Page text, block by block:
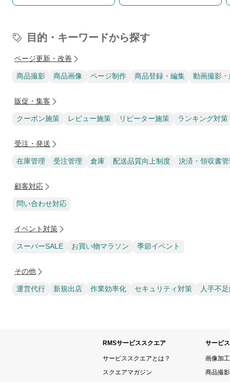
目的・キーワードから探す
ページ更新・改善
商品撮影 商品画像 ページ制作 商品登録・編集 動画撮影
販促・集客
クーポン施策 レビュー施策 リピーター施策 ランキング対策
受注・発送
在庫管理 受注管理 倉庫 配送品質向上制度 決済・領収書
顧客対応
問い合わせ対応
イベント対策
スーパーSALE お買い物マラソン 季節イベント
その他
運営代行 新規出店 作業効率化 セキュリティ対策 人手不
RMSサービススクエア
サービススクエアとは？
スクエアマガジン
サービ
画像加
商品撮影